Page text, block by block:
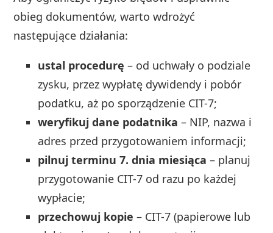
obieg dokumentów, warto wdrożyć
następujące działania:
ustal procedurę – od uchwały o podziale
zysku, przez wypłatę dywidendy i pobór
podatku, aż po sporządzenie CIT-7;
weryfikuj dane podatnika – NIP, nazwa i
adres przed przygotowaniem informacji;
pilnuj terminu 7. dnia miesiąca – planuj
przygotowanie CIT-7 od razu po każdej
wypłacie;
przechowuj kopie – CIT-7 (papierowe lub